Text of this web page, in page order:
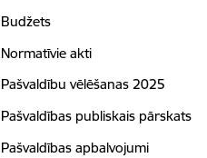
Budžets
Normatīvie akti
Pašvaldību vēlēšanas 2025
Pašvaldības publiskais pārskats
Pašvaldības apbalvojumi